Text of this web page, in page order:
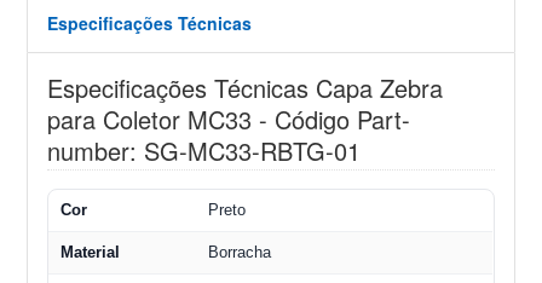
Especificações Técnicas
Especificações Técnicas Capa Zebra
para Coletor MC33 - Código Part-
number: SG-MC33-RBTG-01
Cor Preto
Material Borracha